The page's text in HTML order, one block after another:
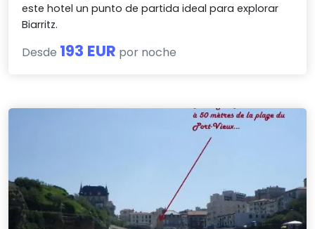
este hotel un punto de partida ideal para explorar
Biarritz.
Desde 193 EUR por noche